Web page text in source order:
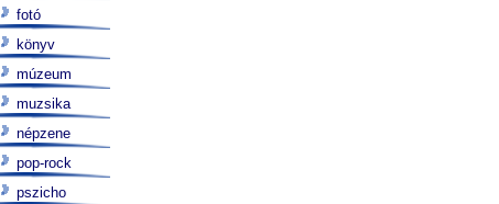
fotó
könyv
múzeum
muzsika
népzene
pop-rock
pszicho